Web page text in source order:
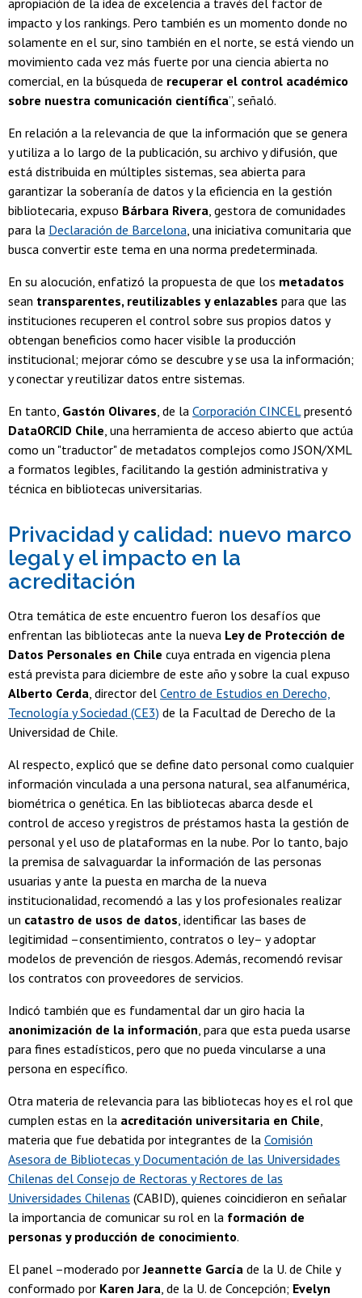
impacto y los rankings. Pero también es un momento donde no
solamente en el sur, sino también en el norte, se está viendo un
movimiento cada vez más fuerte por una ciencia abierta no
comercial, en la búsqueda de recuperar el control académico
sobre nuestra comunicación científica”, señaló.
En relación a la relevancia de que la información que se genera
y utiliza a lo largo de la publicación, su archivo y difusión, que
está distribuida en múltiples sistemas, sea abierta para
garantizar la soberanía de datos y la eficiencia en la gestión
bibliotecaria, expuso Bárbara Rivera , gestora de comunidades
para la Declaración de Barcelona , una iniciativa comunitaria que
busca convertir este tema en una norma predeterminada.
En su alocución, enfatizó la propuesta de que los metadatos
sean transparentes, reutilizables y enlazables para que las
instituciones recuperen el control sobre sus propios datos y
obtengan beneficios como hacer visible la producción
institucional; mejorar cómo se descubre y se usa la información;
y conectar y reutilizar datos entre sistemas.
En tanto, Gastón Olivares , de la Corporación CINCEL presentó
DataORCID Chile , una herramienta de acceso abierto que actúa
como un "traductor" de metadatos complejos como JSON/XML
a formatos legibles, facilitando la gestión administrativa y
técnica en bibliotecas universitarias.
Privacidad y calidad: nuevo marco
legal y el impacto en la
acreditación
Otra temática de este encuentro fueron los desafíos que
enfrentan las bibliotecas ante la nueva Ley de Protección de
Datos Personales en Chile cuya entrada en vigencia plena
está prevista para diciembre de este año y sobre la cual expuso
Alberto Cerda , director del Centro de Estudios en Derecho,
Tecnología y Sociedad (CE3) de la Facultad de Derecho de la
Universidad de Chile.
Al respecto, explicó que se define dato personal como cualquier
información vinculada a una persona natural, sea alfanumérica,
biométrica o genética. En las bibliotecas abarca desde el
control de acceso y registros de préstamos hasta la gestión de
personal y el uso de plataformas en la nube. Por lo tanto, bajo
la premisa de salvaguardar la información de las personas
usuarias y ante la puesta en marcha de la nueva
institucionalidad, recomendó a las y los profesionales realizar
un catastro de usos de datos , identificar las bases de
legitimidad –consentimiento, contratos o ley– y adoptar
modelos de prevención de riesgos. Además, recomendó revisar
los contratos con proveedores de servicios.
Indicó también que es fundamental dar un giro hacia la
anonimización de la información , para que esta pueda usarse
para fines estadísticos, pero que no pueda vincularse a una
persona en específico.
Otra materia de relevancia para las bibliotecas hoy es el rol que
cumplen estas en la acreditación universitaria en Chile
materia que fue debatida por integrantes de la Comisión
Asesora de Bibliotecas y Documentación de las Universidades
Chilenas del Consejo de Rectoras y Rectores de las
Universidades Chilenas (CABID), quienes coincidieron en señalar
la importancia de comunicar su rol en la formación de
personas y producción de conocimiento.
El panel –moderado porJeannette García de la U. de Chile y
conformado por Karen Jara , de la U. de Concepción; Evelyn